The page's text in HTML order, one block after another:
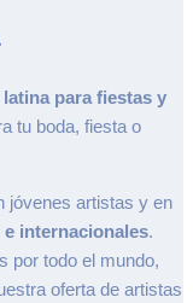
para fiestas y
tu boda, fiesta o
jóvenes artistas y en
internacionales.
por todo el mundo,
oferta de artistas